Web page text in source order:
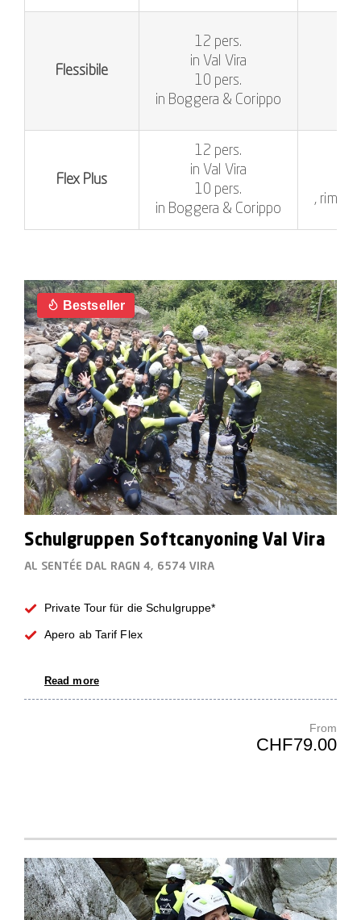
Flessibile
12 pers.
in Val Vira
10 pers.
in Boggera & Corippo
Flex Plus
12 pers.
in Val Vira
10 pers.
in Boggera & Corippo
,
Bestseller
Schulgruppen Softcanyoning Val Vira
AL SENTÉE DAL RAGN 4, 6574 VIRA
Private Tour für die Schulgruppe*
Apero ab Tarif Flex
Read more
From
CHF79.00